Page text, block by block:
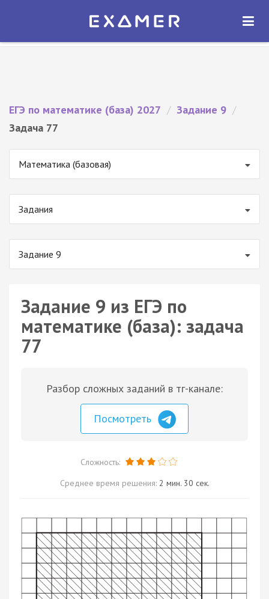
Экзамер — ЕГЭ 2027
ОТКРЫТЬ
ЕГЭ по математике (база) 2027 / Задание 9 /
Задача 77
Математика (базовая)
Задания
Задание 9
Задание 9 из ЕГЭ по
математике (база): задача
77
Разбор сложных заданий в тг-канале:
Посмотреть
Сложность:
Среднее время решения: 2 мин. 30 сек.